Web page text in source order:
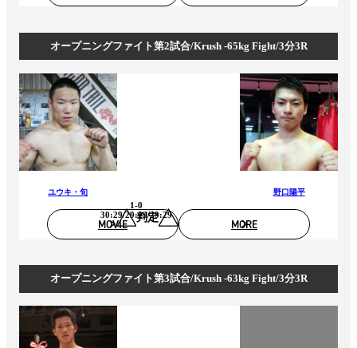
オープニングファイト第2試合/Krush -65kg Fight/3分3R
ユウキ・旬
判定
1-0
30:29/29:29/29:29
野口陽平
MOVIE MORE
オープニングファイト第3試合/Krush -63kg Fight/3分3R